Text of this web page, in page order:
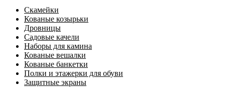
Скамейки
Кованые козырьки
Дровницы
Садовые качели
Наборы для камина
Кованые вешалки
Кованые банкетки
Полки и этажерки для обуви
Защитные экраны